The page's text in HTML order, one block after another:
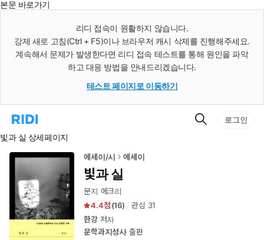
본문 바로가기
리디 접속이 원활하지 않습니다.
강제 새로 고침(Ctrl + F5)이나 브라우저 캐시 삭제를 진행해주세요.
계속해서 문제가 발생한다면 리디 접속 테스트를 통해 원인을 파악
하고 대응 방법을 안내드리겠습니다.
테스트 페이지로 이동하기
리
홈
로
이
검
로그인
빛과 실 상세페이지
에세이/시 에세이
빛과 실
문지 에크리
4.4
(16) 관심 31
한강저자
문학과지성사출판